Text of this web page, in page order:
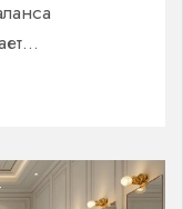
как